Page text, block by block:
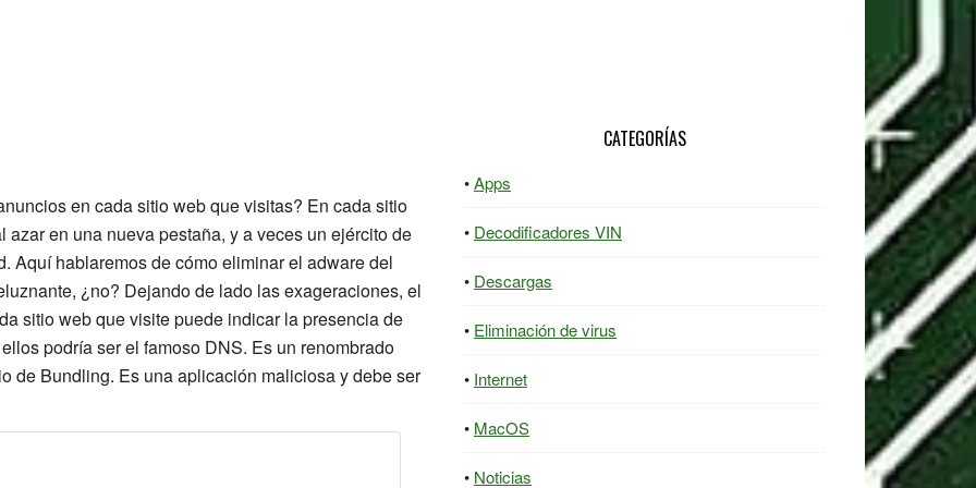
en cada sitio web que visitas? En cada sitio
en una nueva pestaña, y a veces un ejército de
Aquí hablaremos de cómo eliminar el adware del
¿no? Dejando de lado las exageraciones, el
sitio web que visite puede indicar la presencia de
podría ser el famoso DNS. Es un renombrado
de Bundling. Es una aplicación maliciosa y debe ser
CATEGORÍAS
Apps
Decodificadores VIN
Descargas
Eliminación de virus
Internet
MacOS
Noticias